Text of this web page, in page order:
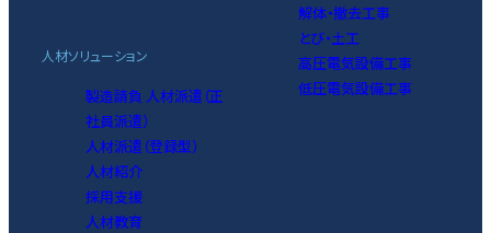
人材ソリューション
製造請負 人材派遣（正
社員派遣）
人材派遣（登録型）
人材紹介
採用支援
人材教育
解体・撤去工事
とび・土工
高圧電気設備工事
低圧電気設備工事